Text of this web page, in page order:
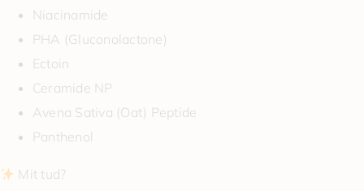
Niacinamide
PHA (Gluconolactone)
Ectoin
Ceramide NP
Avena Sativa (Oat) Peptide
Panthenol
Mit tud?